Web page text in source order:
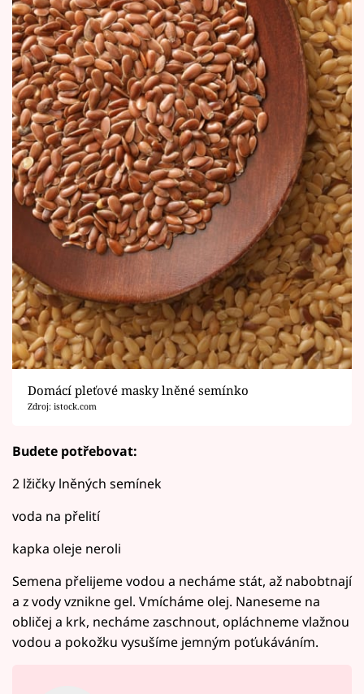
Domácí pleťové masky lněné semínko
Zdroj: istock.com
Budete potřebovat:
2 lžičky lněných semínek
voda na přelití
kapka oleje neroli
Semena přelijeme vodou a necháme stát, až nabobtnají
a z vody vznikne gel. Vmícháme olej. Naneseme na
obličej a krk, necháme zaschnout, opláchneme vlažnou
vodou a pokožku vysušíme jemným poťukáváním.